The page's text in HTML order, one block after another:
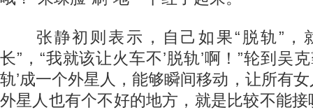
张静初则表示，自己如果“脱轨”，
长”，“我就该让火车不’脱轨’啊！”轮到吴
轨’成一个外星人，能够瞬间移动，让所有
外星人也有个不好的地方，就是比较不能